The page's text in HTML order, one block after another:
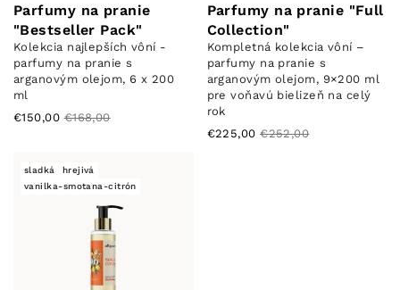
Parfumy na pranie
"Bestseller Pack"
Kolekcia najlepších vôní -
parfumy na pranie s
arganovým olejom, 6 x 200
ml
€150,00 €168,00
Parfumy na pranie "Full
Collection"
Kompletná kolekcia vôní –
parfumy na pranie s
arganovým olejom, 9×200 ml
pre voňavú bielizeň na celý
rok
€225,00 €252,00
sladká
hrejivá
vanilka-smotana-citrón